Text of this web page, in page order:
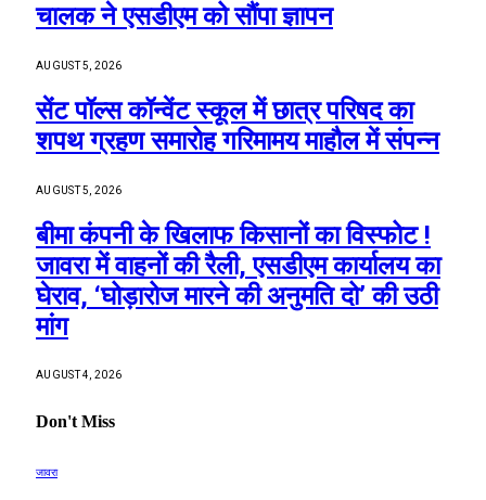
चालक ने एसडीएम को सौंपा ज्ञापन
AUGUST 5, 2026
सेंट पॉल्स कॉन्वेंट स्कूल में छात्र परिषद का
शपथ ग्रहण समारोह गरिमामय माहौल में संपन्न
AUGUST 5, 2026
बीमा कंपनी के खिलाफ किसानों का विस्फोट !
जावरा में वाहनों की रैली, एसडीएम कार्यालय का
घेराव, ‘घोड़ारोज मारने की अनुमति दो’ की उठी
मांग
AUGUST 4, 2026
Don't Miss
जावरा